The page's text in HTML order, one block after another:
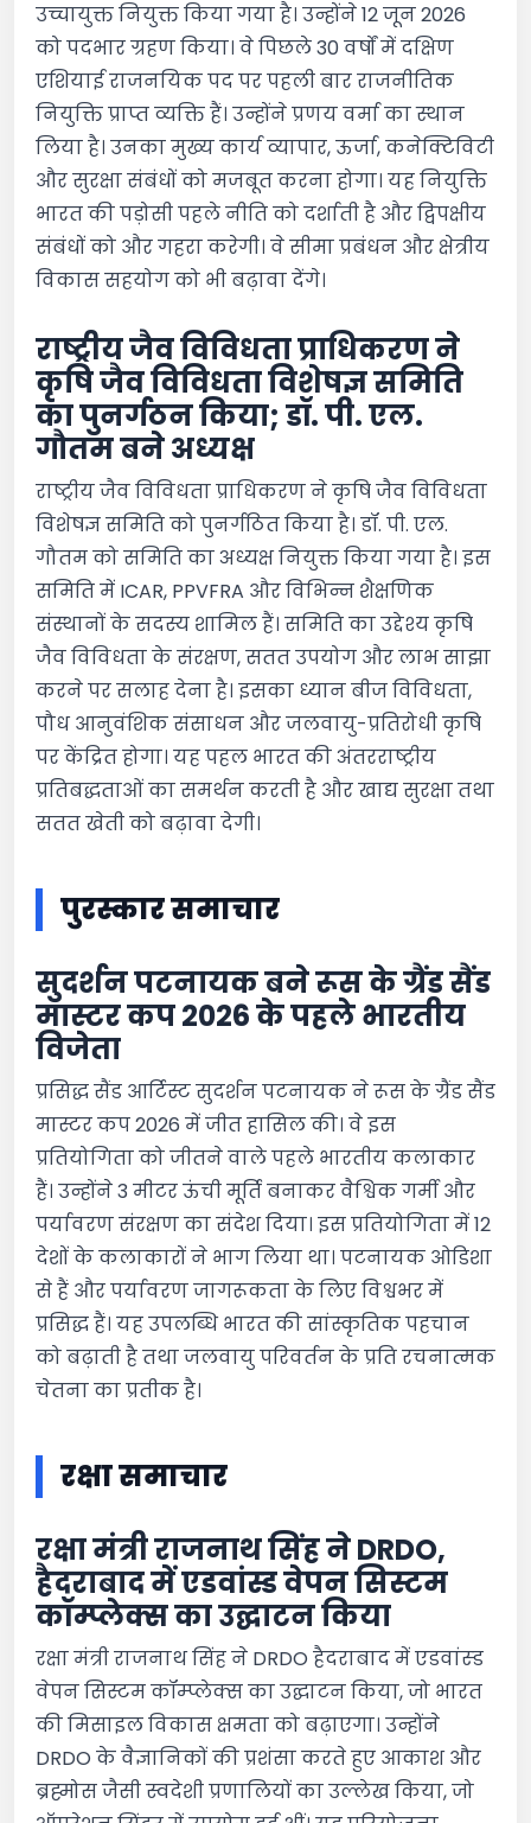
उच्चायुक्त नियुक्त किया गया है। उन्होंने 12 जून 2026
को पदभार ग्रहण किया। वे पिछले 30 वर्षों में दक्षिण
एशियाई राजनयिक पद पर पहली बार राजनीतिक
नियुक्ति प्राप्त व्यक्ति हैं। उन्होंने प्रणय वर्मा का स्थान
लिया है। उनका मुख्य कार्य व्यापार, ऊर्जा, कनेक्टिविटी
और सुरक्षा संबंधों को मजबूत करना होगा। यह नियुक्ति
भारत की पड़ोसी पहले नीति को दर्शाती है और द्विपक्षीय
संबंधों को और गहरा करेगी। वे सीमा प्रबंधन और क्षेत्रीय
विकास सहयोग को भी बढ़ावा देंगे।
राष्ट्रीय जैव विविधता प्राधिकरण ने
कृषि जैव विविधता विशेषज्ञ समिति
का पुनर्गठन किया; डॉ. पी. एल.
गौतम बने अध्यक्ष
राष्ट्रीय जैव विविधता प्राधिकरण ने कृषि जैव विविधता
विशेषज्ञ समिति को पुनर्गठित किया है। डॉ. पी. एल.
गौतम को समिति का अध्यक्ष नियुक्त किया गया है। इस
समिति में ICAR, PPVFRA और विभिन्न शैक्षणिक
संस्थानों के सदस्य शामिल हैं। समिति का उद्देश्य कृषि
जैव विविधता के संरक्षण, सतत उपयोग और लाभ साझा
करने पर सलाह देना है। इसका ध्यान बीज विविधता,
पौध आनुवंशिक संसाधन और जलवायु-प्रतिरोधी कृषि
पर केंद्रित होगा। यह पहल भारत की अंतरराष्ट्रीय
प्रतिबद्धताओं का समर्थन करती है और खाद्य सुरक्षा तथा
सतत खेती को बढ़ावा देगी।
पुरस्कार समाचार
सुदर्शन पटनायक बने रूस के ग्रैंड सैंड
मास्टर कप 2026 के पहले भारतीय
विजेता
प्रसिद्ध सैंड आर्टिस्ट सुदर्शन पटनायक ने रूस के ग्रैंड सैंड
मास्टर कप 2026 में जीत हासिल की। वे इस
प्रतियोगिता को जीतने वाले पहले भारतीय कलाकार
हैं। उन्होंने 3 मीटर ऊंची मूर्ति बनाकर वैश्विक गर्मी और
पर्यावरण संरक्षण का संदेश दिया। इस प्रतियोगिता में 12
देशों के कलाकारों ने भाग लिया था। पटनायक ओडिशा
से हैं और पर्यावरण जागरूकता के लिए विश्वभर में
प्रसिद्ध हैं। यह उपलब्धि भारत की सांस्कृतिक पहचान
को बढ़ाती है तथा जलवायु परिवर्तन के प्रति रचनात्मक
चेतना का प्रतीक है।
रक्षा समाचार
रक्षा मंत्री राजनाथ सिंह ने DRDO,
हैदराबाद में एडवांस्ड वेपन सिस्टम
कॉम्प्लेक्स का उद्घाटन किया
रक्षा मंत्री राजनाथ सिंह ने DRDO हैदराबाद में एडवांस्ड
वेपन सिस्टम कॉम्प्लेक्स का उद्घाटन किया, जो भारत
की मिसाइल विकास क्षमता को बढ़ाएगा। उन्होंने
DRDO के वैज्ञानिकों की प्रशंसा करते हुए आकाश और
ब्रह्मोस जैसी स्वदेशी प्रणालियों का उल्लेख किया, जो